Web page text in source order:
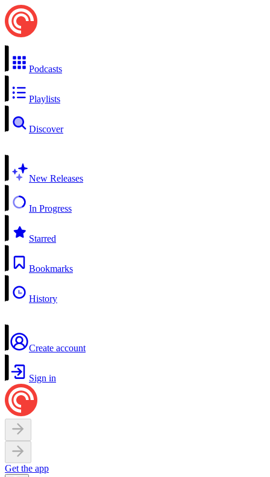
Podcasts
Playlists
Discover
New Releases
In Progress
Starred
Bookmarks
History
Create account
Sign in
Get the app